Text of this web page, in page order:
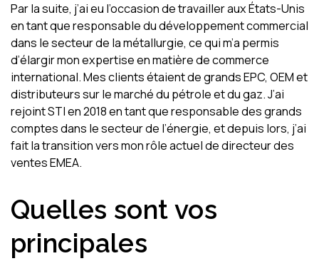
Par la suite, j’ai eu l’occasion de travailler aux États-Unis
en tant que responsable du développement commercial
dans le secteur de la métallurgie, ce qui m’a permis
d’élargir mon expertise en matière de commerce
international. Mes clients étaient de grands EPC, OEM et
distributeurs sur le marché du pétrole et du gaz. J’ai
rejoint STI en 2018 en tant que responsable des grands
comptes dans le secteur de l’énergie, et depuis lors, j’ai
fait la transition vers mon rôle actuel de directeur des
ventes EMEA.
Quelles sont vos
principales